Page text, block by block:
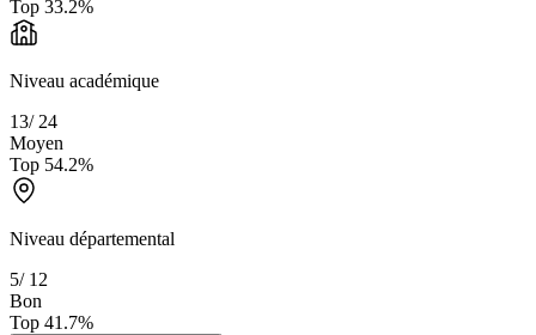
Top 33.2%
Niveau académique
13/ 24
Moyen
Top 54.2%
Niveau départemental
5/ 12
Bon
Top 41.7%